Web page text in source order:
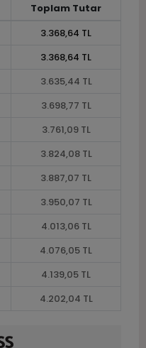
Toplam Tutar
3.368,64 TL
3.368,64 TL
3.635,44 TL
3.698,77 TL
3.761,09 TL
3.824,08 TL
3.887,07 TL
3.950,07 TL
4.013,06 TL
4.076,05 TL
4.139,05 TL
4.202,04 TL